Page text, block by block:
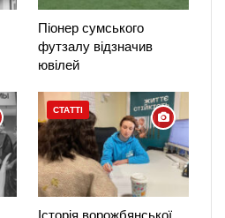
Піонер сумського
футзалу відзначив
ювілей
СТАТТІ